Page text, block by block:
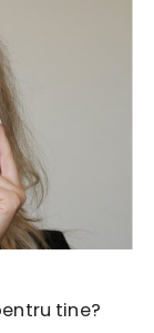
tine?